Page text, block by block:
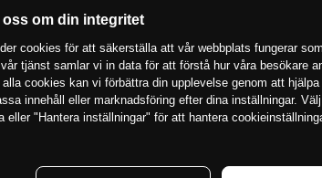
om din integritet
cookies för att säkerställa att vår webbplats fungerar
tjänst samlar vi in data för att förstå hur våra besökare
cookies kan vi förbättra din upplevelse genom att
innehåll eller marknadsföring efter dina inställningar.
eller "Hantera inställningar" för att hantera